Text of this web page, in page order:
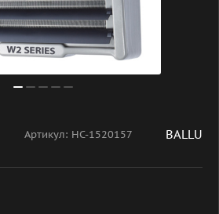
Артикул: НС-1520157 BALLU